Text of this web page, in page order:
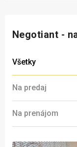
Negotiant -
Všetky
Na predaj
Na prenájom